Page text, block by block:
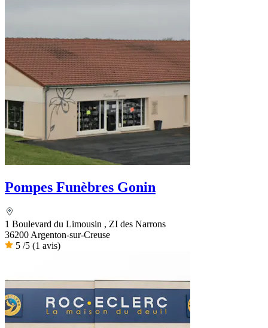
Pompes Funèbres Gonin
1 Boulevard du Limousin , ZI des Narrons
36200 Argenton-sur-Creuse
5 /5 (1 avis)